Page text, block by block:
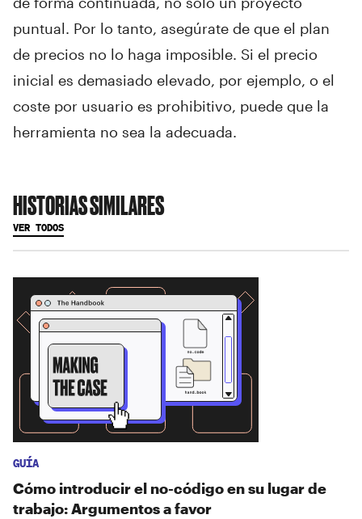
puntual. Por lo tanto, asegúrate de que el plan
de precios no lo haga imposible. Si el precio
inicial es demasiado elevado, por ejemplo, o el
coste por usuario es prohibitivo, puede que la
herramienta no sea la adecuada.
HISTORIAS SIMILARES
VER TODOS
GUÍA
Cómo introducir el no-código en su lugar de
trabajo: Argumentos a favor